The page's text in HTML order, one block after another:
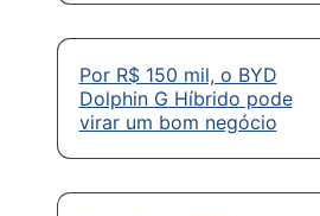
Por R$ 150 mil, o BYD
Dolphin G Híbrido pode
virar um bom negócio